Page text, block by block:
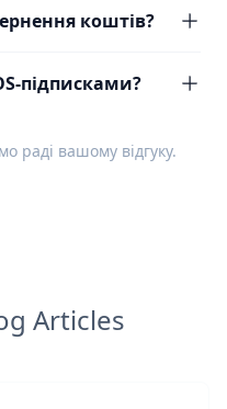
коштів?
підписками?
раді вашому відгуку.
Articles